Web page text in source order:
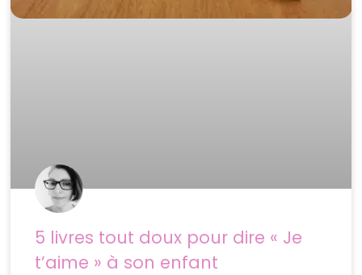
5 livres tout doux pour dire « Je
t’aime » à son enfant